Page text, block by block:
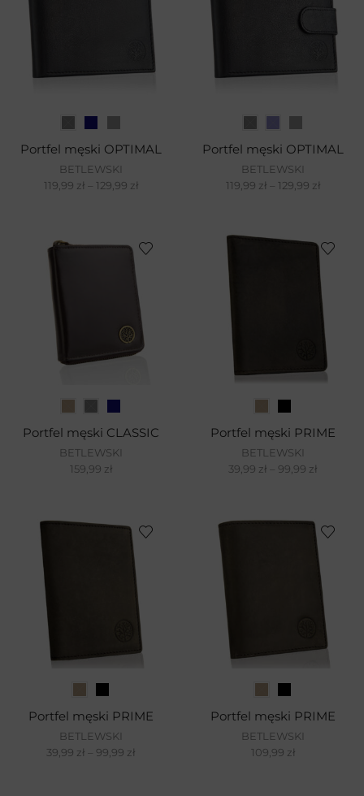
Portfel męski OPTIMAL
BETLEWSKI
119,99 zł – 129,99 zł
Portfel męski OPTIMAL
BETLEWSKI
119,99 zł – 129,99 zł
Portfel męski CLASSIC
BETLEWSKI
159,99 zł
Portfel męski PRIME
BETLEWSKI
39,99 zł – 99,99 zł
Portfel męski PRIME
BETLEWSKI
39,99 zł – 99,99 zł
Portfel męski PRIME
BETLEWSKI
109,99 zł